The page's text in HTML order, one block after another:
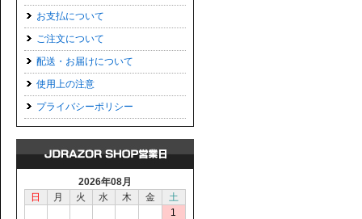
お支払について
ご注文について
配送・お届けについて
使用上の注意
プライバシーポリシー
2026年08月
日
月 火 水 木 金
土
1